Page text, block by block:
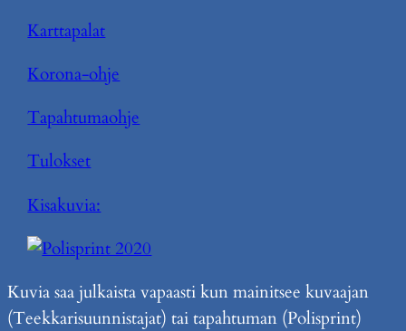
Karttapalat
Korona-ohje
Tapahtumaohje
Tulokset
Kisakuvia:
Kuvia saa julkaista vapaasti kun mainitsee kuvaajan
(Teekkarisuunnistajat) tai tapahtuman (Polisprint)